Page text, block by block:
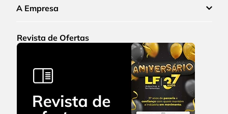
A Empresa
Revista de Ofertas